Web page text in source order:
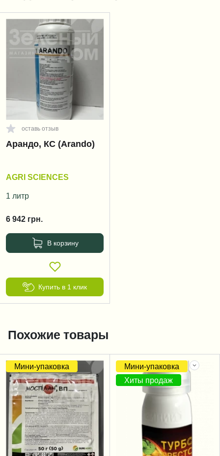
оставь отзыв
Арандо, КС (Arando)
AGRI SCIENCES
1 литр
6 942 грн.
В корзину
Купить в 1 клик
Похожие товары
Мини-упаковка
Мини-упаковка
Хиты продаж